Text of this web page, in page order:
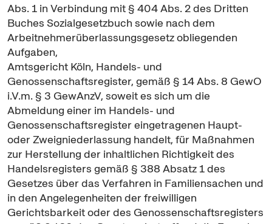
Abs. 1 in Verbindung mit § 404 Abs. 2 des Dritten
Buches Sozialgesetzbuch sowie nach dem
Arbeitnehmerüberlassungsgesetz obliegenden
Aufgaben,
Amtsgericht Köln, Handels- und
Genossenschaftsregister, gemäß § 14 Abs. 8 GewO
i.V.m. § 3 GewAnzV, soweit es sich um die
Abmeldung einer im Handels- und
Genossenschaftsregister eingetragenen Haupt-
oder Zweigniederlassung handelt, für Maßnahmen
zur Herstellung der inhaltlichen Richtigkeit des
Handelsregisters gemäß § 388 Absatz 1 des
Gesetzes über das Verfahren in Familiensachen und
in den Angelegenheiten der freiwilligen
Gerichtsbarkeit oder des Genossenschaftsregisters